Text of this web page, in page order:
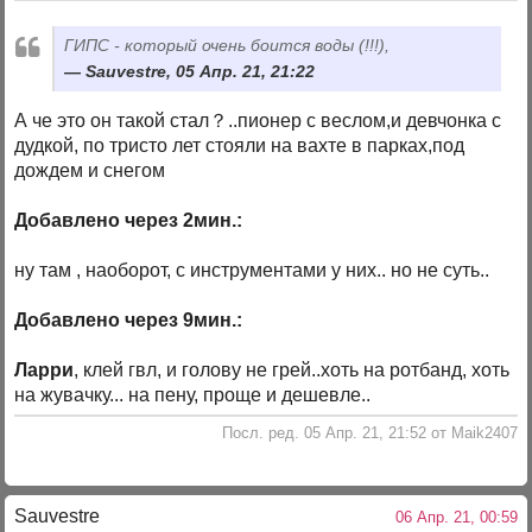
ГИПС - который очень боится воды (!!!),
Sauvestre, 05 Апр. 21, 21:22
А че это он такой стал？..пионер с веслом,и девчонка с
дудкой, по тристо лет стояли на вахте в парках,под
дождем и снегом
Добавлено через 2мин.:
ну там , наоборот, с инструментами у них.. но не суть..
Добавлено через 9мин.:
Ларри, клей гвл, и голову не грей..хоть на ротбанд, хоть
на жувачку... на пену, проще и дешевле..
Посл. ред. 05 Апр. 21, 21:52 от Maik2407
Sauvestre 06 Апр. 21, 00:59